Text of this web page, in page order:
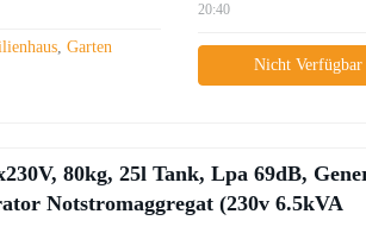
20:40
Nicht Verfügbar
,Garten
80kg, 25l Tank, Lpa 69dB,
Notstromaggregat (230v 6.5kVA